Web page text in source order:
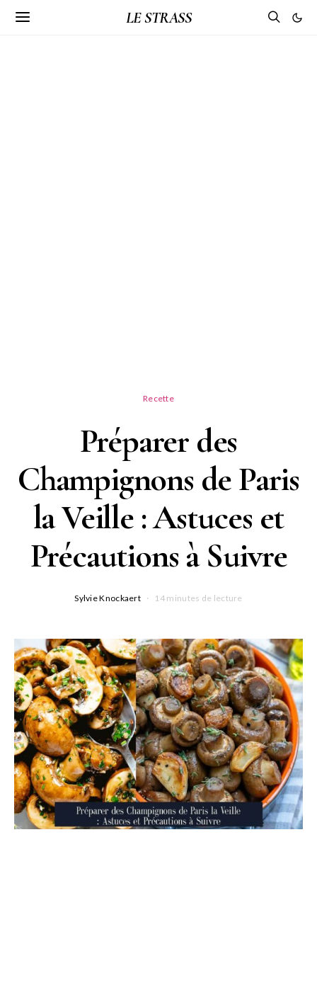
LE STRASS
Recette
Préparer des
Champignons de Paris
la Veille : Astuces et
Précautions à Suivre
Sylvie Knockaert 14 minutes de lecture